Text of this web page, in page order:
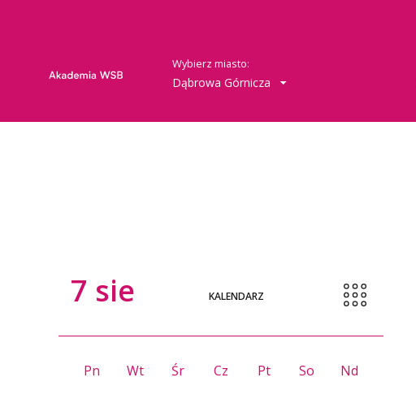
Wybierz miasto:
Dąbrowa Górnicza
7 sie KALENDARZ
Pn Wt Śr Cz Pt So Nd